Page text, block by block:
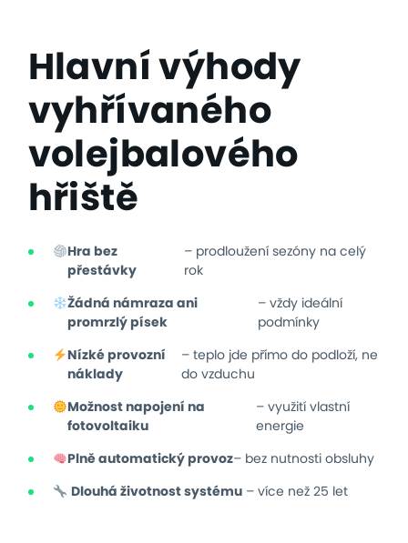
Hlavní výhody
vyhřívaného
volejbalového
hřiště
Hra bez
přestávky
– prodloužení sezóny na celý
rok
Žádná námraza ani
promrzlý písek
– vždy ideální
podmínky
Nízké provozní
náklady
– teplo jde přímo do podloží, ne
do vzduchu
Možnost napojení na
fotovoltaiku
– využití vlastní
energie
Plně automatický provoz– bez nutnosti obsluhy
Dlouhá životnost systému– více než 25 let